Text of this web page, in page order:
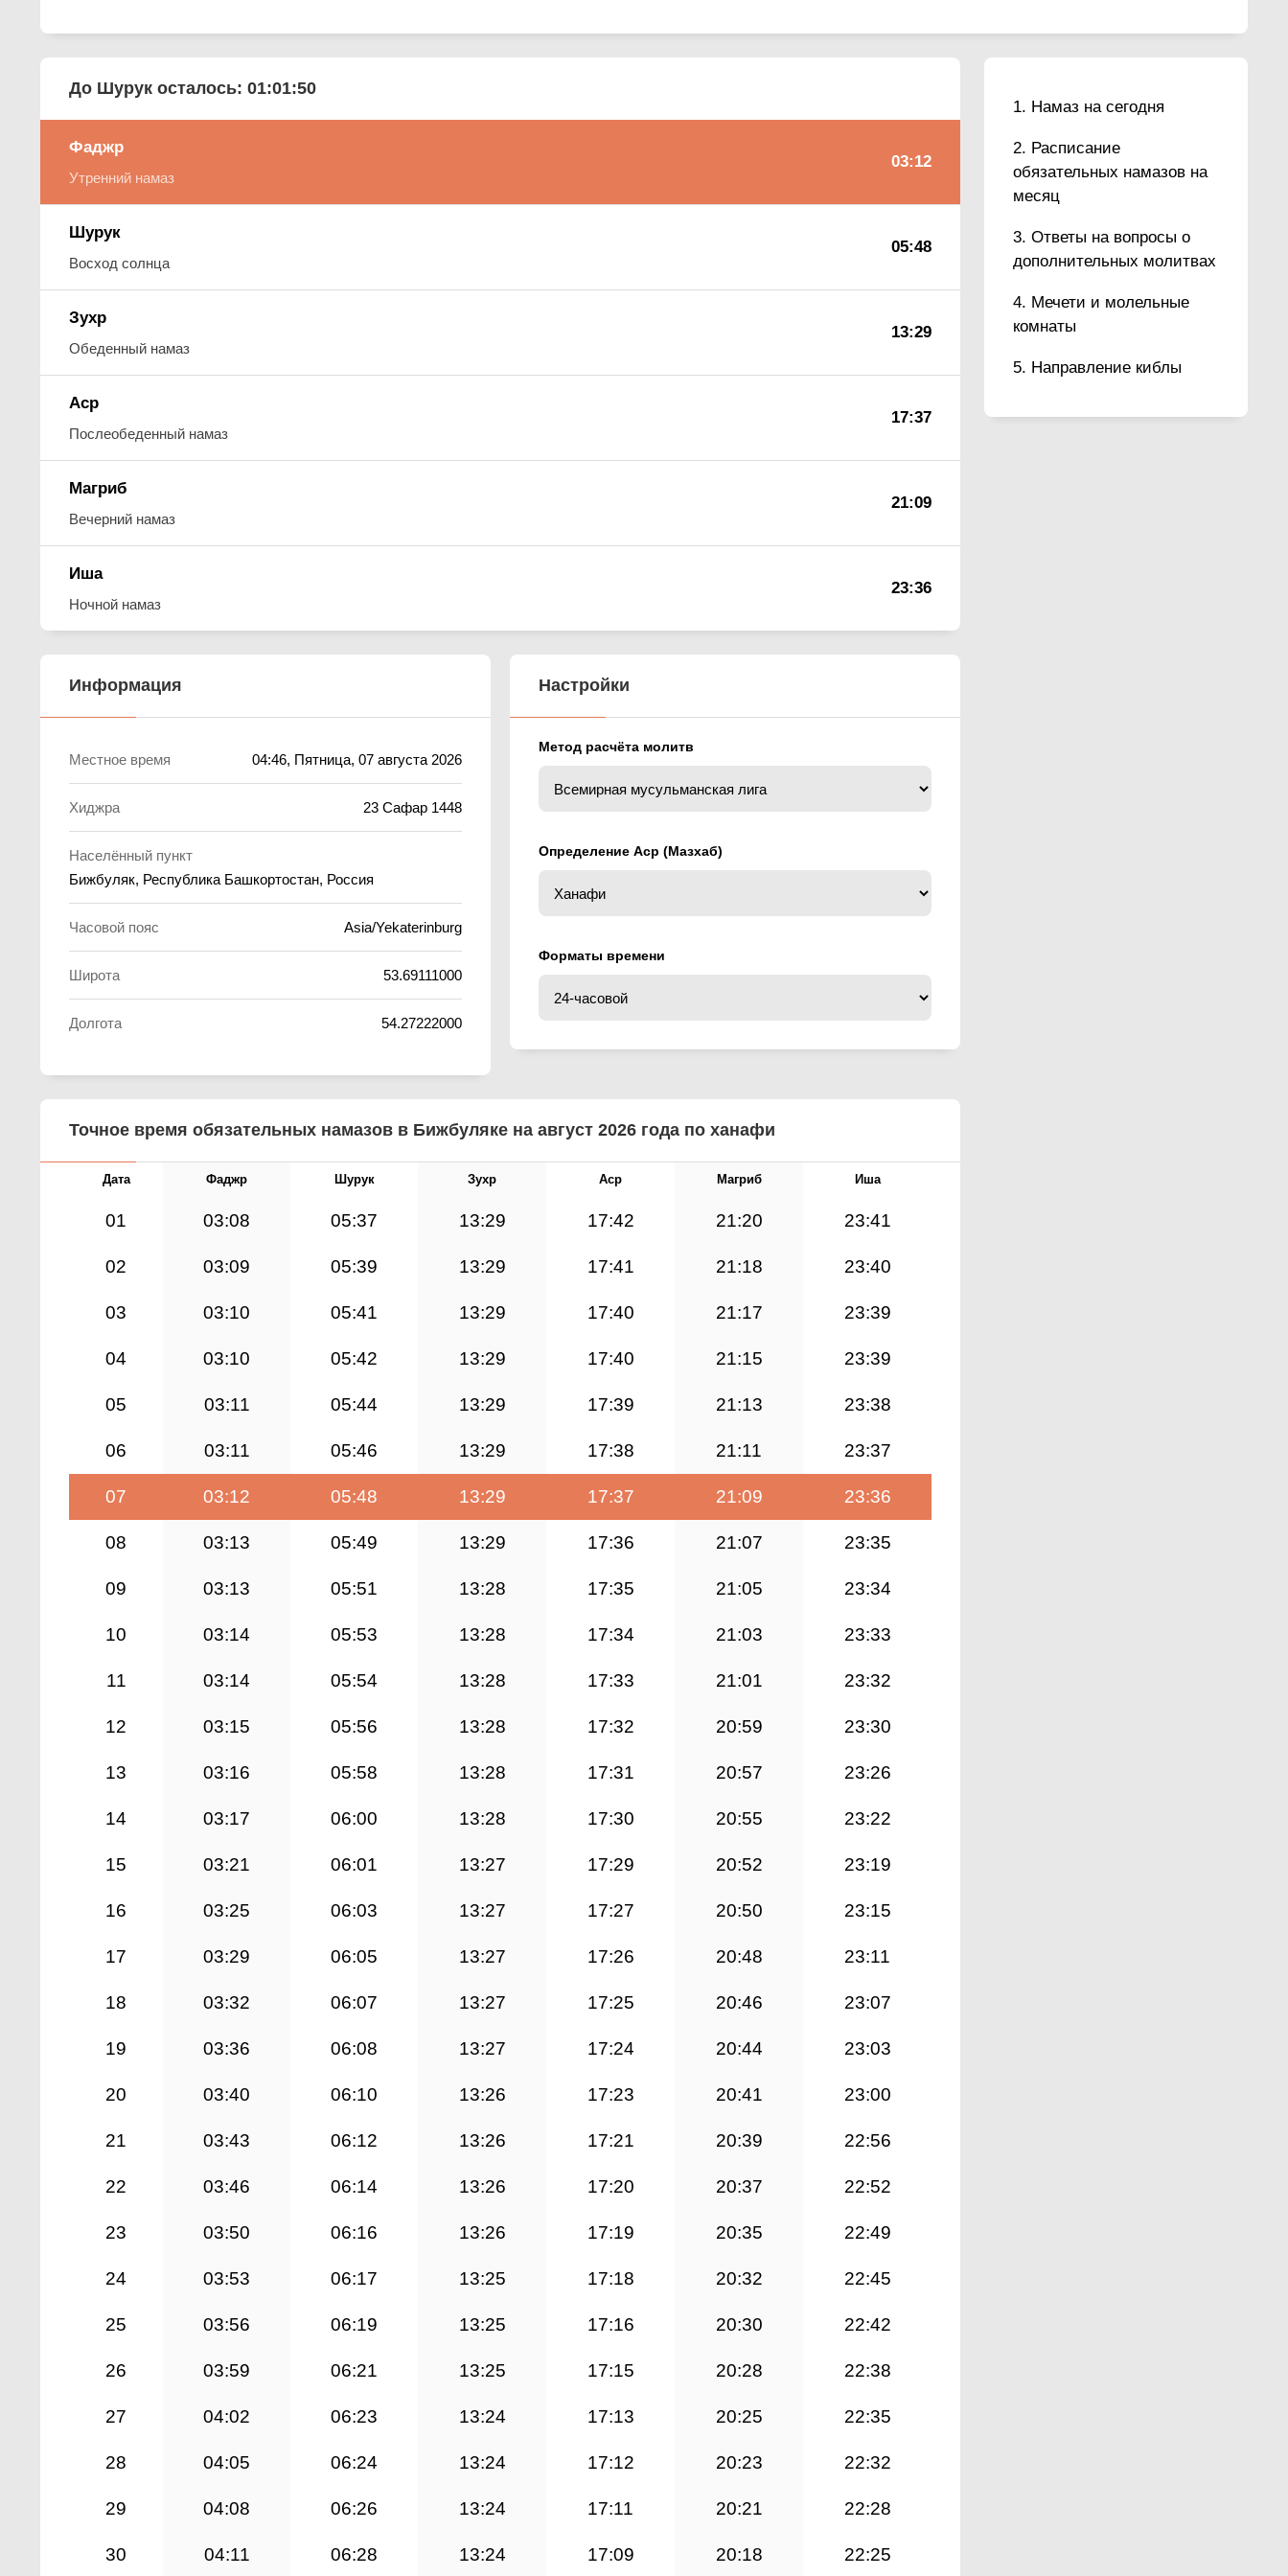
Намаз на сегодня
Расписание
обязательных намазов на
месяц
Ответы на вопросы о
дополнительных молитвах
Мечети и молельные
комнаты
Направление киблы
До Шурук осталось: 01:01:49
Фаджр
Утренний намаз
03:12
Шурук
Восход солнца
05:48
Зухр
Обеденный намаз
13:29
Аср
Послеобеденный намаз
17:37
Магриб
Вечерний намаз
21:09
Иша
Ночной намаз
23:36
Информация
Местное время 04:46, Пятница, 07 августа 2026
Хиджра 23 Сафар 1448
Населённый пункт
Бижбуляк, Республика Башкортостан, Россия
Часовой пояс Asia/Yekaterinburg
Широта 53.69111000
Долгота 54.27222000
Настройки
Метод расчёта молитв
Определение Аср (Мазхаб)
Форматы времени
Точное время обязательных намазов в Бижбуляке на август 2026 года по ханафи
Дата Фаджр Шурук Зухр Аср Магриб Иша
01 03:08 05:37 13:29 17:42 21:20 23:41
02 03:09 05:39 13:29 17:41 21:18 23:40
03 03:10 05:41 13:29 17:40 21:17 23:39
04 03:10 05:42 13:29 17:40 21:15 23:39
05 03:11 05:44 13:29 17:39 21:13 23:38
06 03:11 05:46 13:29 17:38 21:11 23:37
07 03:12 05:48 13:29 17:37 21:09 23:36
08 03:13 05:49 13:29 17:36 21:07 23:35
09 03:13 05:51 13:28 17:35 21:05 23:34
10 03:14 05:53 13:28 17:34 21:03 23:33
11 03:14 05:54 13:28 17:33 21:01 23:32
12 03:15 05:56 13:28 17:32 20:59 23:30
13 03:16 05:58 13:28 17:31 20:57 23:26
14 03:17 06:00 13:28 17:30 20:55 23:22
15 03:21 06:01 13:27 17:29 20:52 23:19
16 03:25 06:03 13:27 17:27 20:50 23:15
17 03:29 06:05 13:27 17:26 20:48 23:11
18 03:32 06:07 13:27 17:25 20:46 23:07
19 03:36 06:08 13:27 17:24 20:44 23:03
20 03:40 06:10 13:26 17:23 20:41 23:00
21 03:43 06:12 13:26 17:21 20:39 22:56
22 03:46 06:14 13:26 17:20 20:37 22:52
23 03:50 06:16 13:26 17:19 20:35 22:49
24 03:53 06:17 13:25 17:18 20:32 22:45
25 03:56 06:19 13:25 17:16 20:30 22:42
26 03:59 06:21 13:25 17:15 20:28 22:38
27 04:02 06:23 13:24 17:13 20:25 22:35
28 04:05 06:24 13:24 17:12 20:23 22:32
29 04:08 06:26 13:24 17:11 20:21 22:28
30 04:11 06:28 13:24 17:09 20:18 22:25